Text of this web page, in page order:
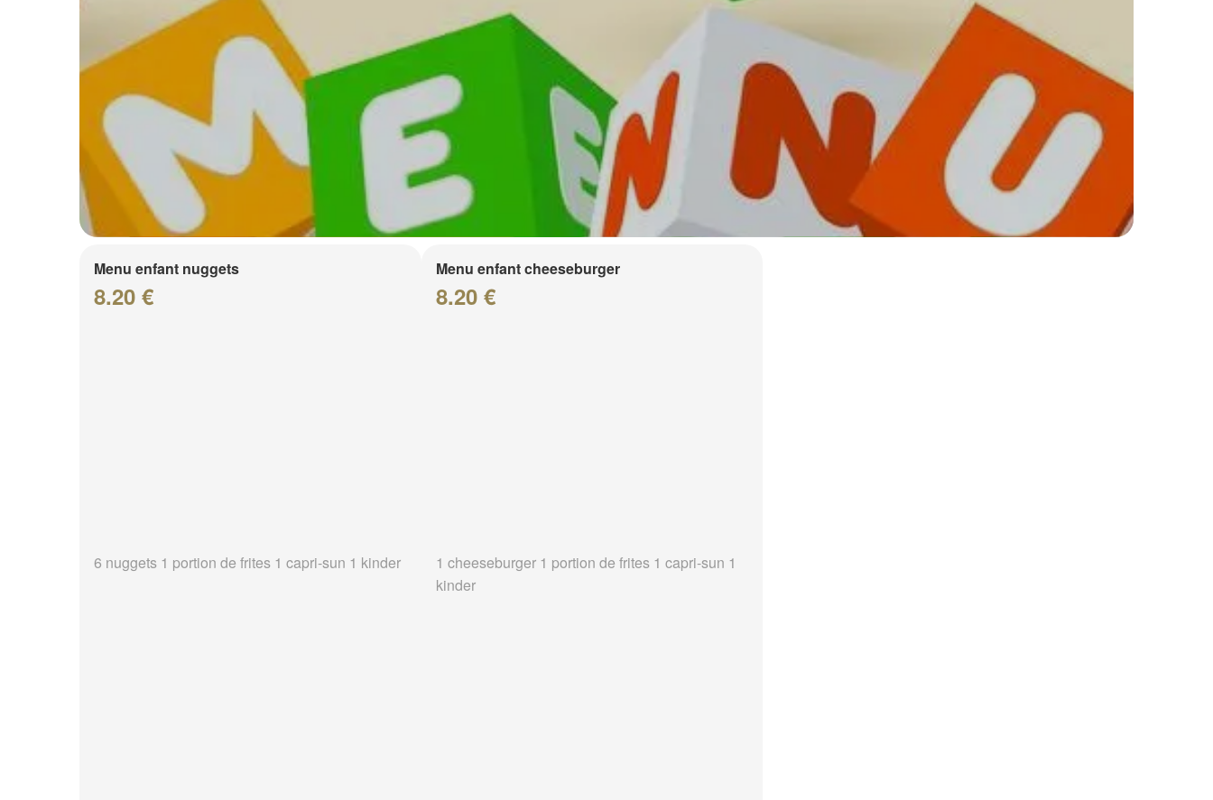
Menu enfant nuggets
8.20 €
6 nuggets 1 portion de frites 1 capri-sun 1 kinder
Menu enfant cheeseburger
8.20 €
1 cheeseburger 1 portion de frites 1 capri-sun 1
kinder